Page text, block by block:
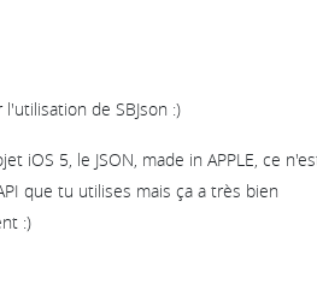
de SBJson :)
iOS 5, le JSON, made in APPLE, ce
que tu utilises mais ça a très bien
:)